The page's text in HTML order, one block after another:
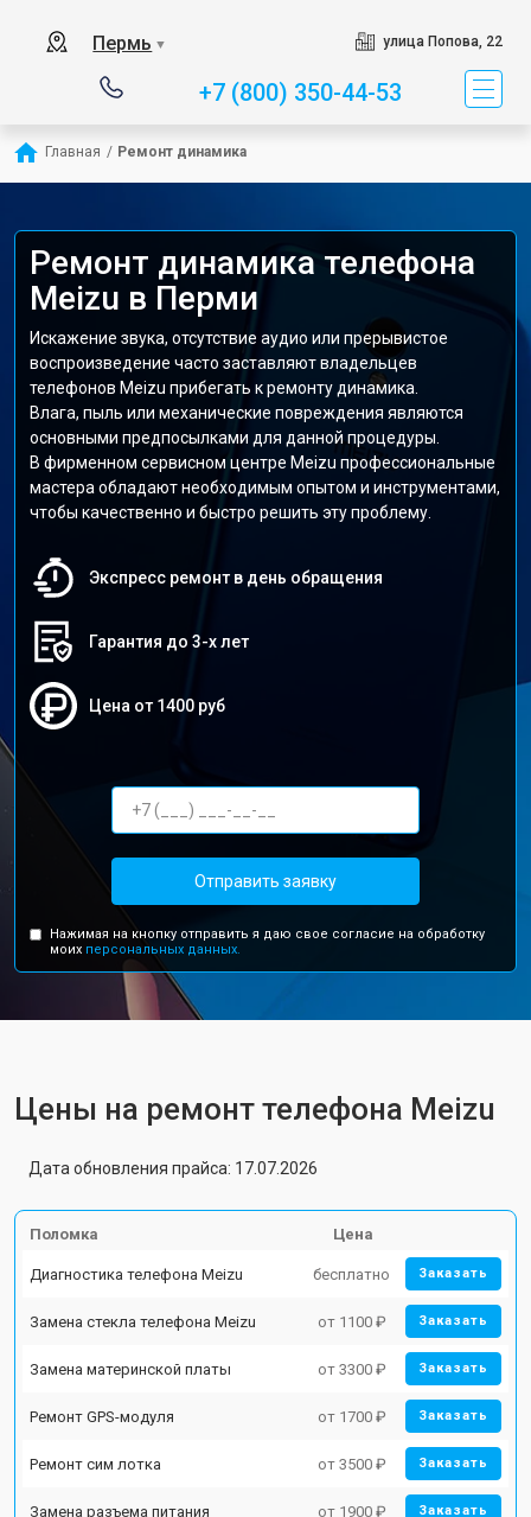
Пермь ▼ улица Попова, 22
+7 (800) 350-44-53
Главная / Ремонт динамика
Ремонт динамика телефона
Meizu в Перми
Искажение звука, отсутствие аудио или прерывистое
воспроизведение часто заставляют владельцев
телефонов Meizu прибегать к ремонту динамика.
Влага, пыль или механические повреждения являются
основными предпосылками для данной процедуры.
В фирменном сервисном центре Meizu профессиональные
мастера обладают необходимым опытом и инструментами,
чтобы качественно и быстро решить эту проблему.
Экспресс ремонт в день обращения
Гарантия до 3-х лет
Цена от 1400 руб
Отправить заявку
Нажимая на кнопку отправить я даю свое согласие на обработку
моих персональных данных.
Цены на ремонт телефона Meizu
Дата обновления прайса: 17.07.2026
Поломка Цена
Диагностика телефона Meizu бесплатно Заказать
Замена стекла телефона Meizu от 1100 ₽ Заказать
Замена материнской платы от 3300 ₽ Заказать
Ремонт GPS-модуля от 1700 ₽ Заказать
Ремонт сим лотка от 3500 ₽ Заказать
Замена разъема питания от 1900 ₽ Заказать